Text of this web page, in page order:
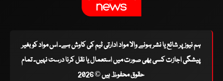
ہم نیوز پر شائع یا نشر ہونے والا مواد ادارتی ٹیم کی کاوش ہے۔ اس مواد کو بغیر
پیشگی اجازت کسی بھی صورت میں استعمال یا نقل کرنا درست نہیں۔ تمام
حقوق محفوظ ہیں © 2026